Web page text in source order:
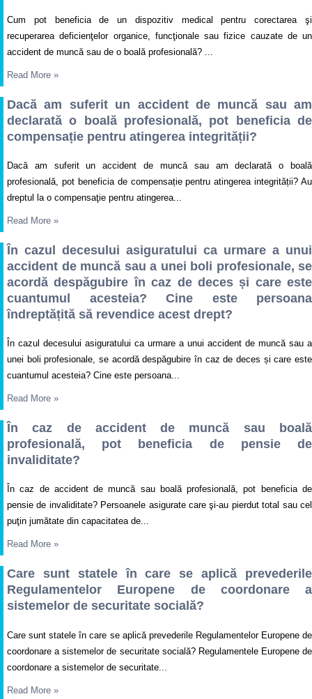
Cum pot beneficia de un dispozitiv medical pentru corectarea şi
recuperarea deficienţelor organice, funcţionale sau fizice cauzate de un
accident de muncă sau de o boală profesională? ...
Read More »
Dacă am suferit un accident de muncă sau am
declarată o boală profesională, pot beneficia de
compensație pentru atingerea integrității?
Dacă am suferit un accident de muncă sau am declarată o boală
profesională, pot beneficia de compensație pentru atingerea integrității? Au
dreptul la o compensaţie pentru atingerea...
Read More »
În cazul decesului asiguratului ca urmare a unui
accident de muncă sau a unei boli profesionale, se
acordă despăgubire în caz de deces și care este
cuantumul acesteia? Cine este persoana
îndreptățită să revendice acest drept?
În cazul decesului asiguratului ca urmare a unui accident de muncă sau a
unei boli profesionale, se acordă despăgubire în caz de deces și care este
cuantumul acesteia? Cine este persoana...
Read More »
În caz de accident de muncă sau boală
profesională, pot beneficia de pensie de
invaliditate?
În caz de accident de muncă sau boală profesională, pot beneficia de
pensie de invaliditate? Persoanele asigurate care şi-au pierdut total sau cel
puţin jumătate din capacitatea de...
Read More »
Care sunt statele în care se aplică prevederile
Regulamentelor Europene de coordonare a
sistemelor de securitate socială?
Care sunt statele în care se aplică prevederile Regulamentelor Europene de
coordonare a sistemelor de securitate socială? Regulamentele Europene de
coordonare a sistemelor de securitate...
Read More »